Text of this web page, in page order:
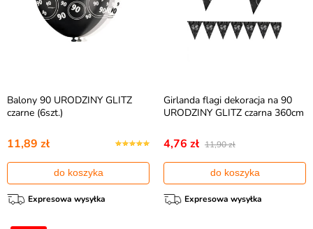
Balony 90 URODZINY GLITZ
czarne (6szt.)
11,89 zł
do koszyka
Expresowa wysyłka
Girlanda flagi dekoracja na 90
URODZINY GLITZ czarna 360cm
4,76 zł 11,90 zł
do koszyka
Expresowa wysyłka